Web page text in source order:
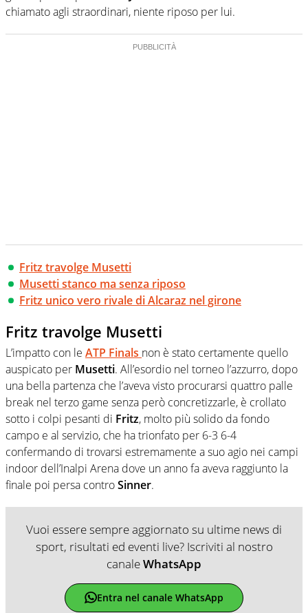
chiamato agli straordinari, niente riposo per lui.
Fritz travolge Musetti
Musetti stanco ma senza riposo
Fritz unico vero rivale di Alcaraz nel girone
Fritz travolge Musetti
L’impatto con le ATP Finals non è stato certamente quello
auspicato per Musetti. All’esordio nel torneo l’azzurro, dopo
una bella partenza che l’aveva visto procurarsi quattro palle
break nel terzo game senza però concretizzarle, è crollato
sotto i colpi pesanti di Fritz, molto più solido da fondo
campo e al servizio, che ha trionfato per 6-3 6-4
confermando di trovarsi estremamente a suo agio nei campi
indoor dell’Inalpi Arena dove un anno fa aveva raggiunto la
finale poi persa controSinner.
Vuoi essere sempre aggiornato su ultime news di
sport, risultati ed eventi live? Iscriviti al nostro
canaleWhatsApp
Entra nel canale WhatsApp